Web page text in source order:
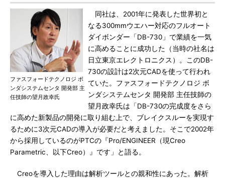
ファスフォードテクノロジ ボ
ンダシステムセンタ 開発部 主
任技師の望月政幸氏
同社は、2001年に発表した世界初と
なる300mmウエハー対応のフルオート
ダイボンダー「DB-730」で業績を一気
に高めることに成功した（当時の社名は
日立東京エレクトロニクス）。このDB-
730の設計は2次元CADを使って行われ
ていた。ファスフォードテクノロジ ボ
ンダシステムセンタ 開発部 主任技師の
望月政幸氏は「DB-730の完成度をさら
に高めた新製品の開発に取り組む上で、ブレイクスルーを実現す
るために3次元CADの導入が必要だと考えました。そこで2002年
から採用しているのがPTCの『Pro/ENGINEER（現Creo
Parametric、以下Creo）』です」と語る。
Creoを導入した理由は解析ツールとの親和性にあった。解析